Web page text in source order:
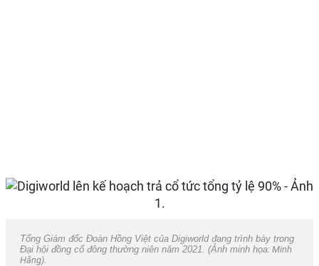
Tổng Giám đốc Đoàn Hồng Việt của Digiworld đang trình bày trong
Đại hội đồng cổ đông thường niên năm 2021. (Ảnh minh họa: Minh
Hằng).